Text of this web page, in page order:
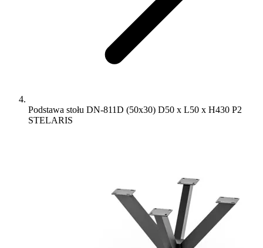
Podstawa stołu DN-811D (50x30) D50 x L50 x H430 P2
STELARIS